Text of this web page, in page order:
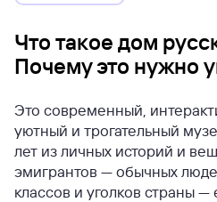
Что такое дом
Почему это нужно
Это современный,
уютный и трогательный
лет из личных историй и
эмигрантов — обычных
классов и уголков страны —